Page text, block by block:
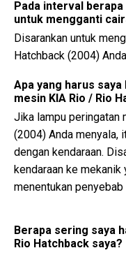
Pada interval
untuk mengganti
Disarankan untuk
Hatchback (2004)
Apa yang harus
mesin KIA Rio / Rio
Jika lampu peringatan
(2004) Anda menyala,
dengan kendaraan.
kendaraan ke
menentukan
Berapa sering saya
Rio Hatchback saya?